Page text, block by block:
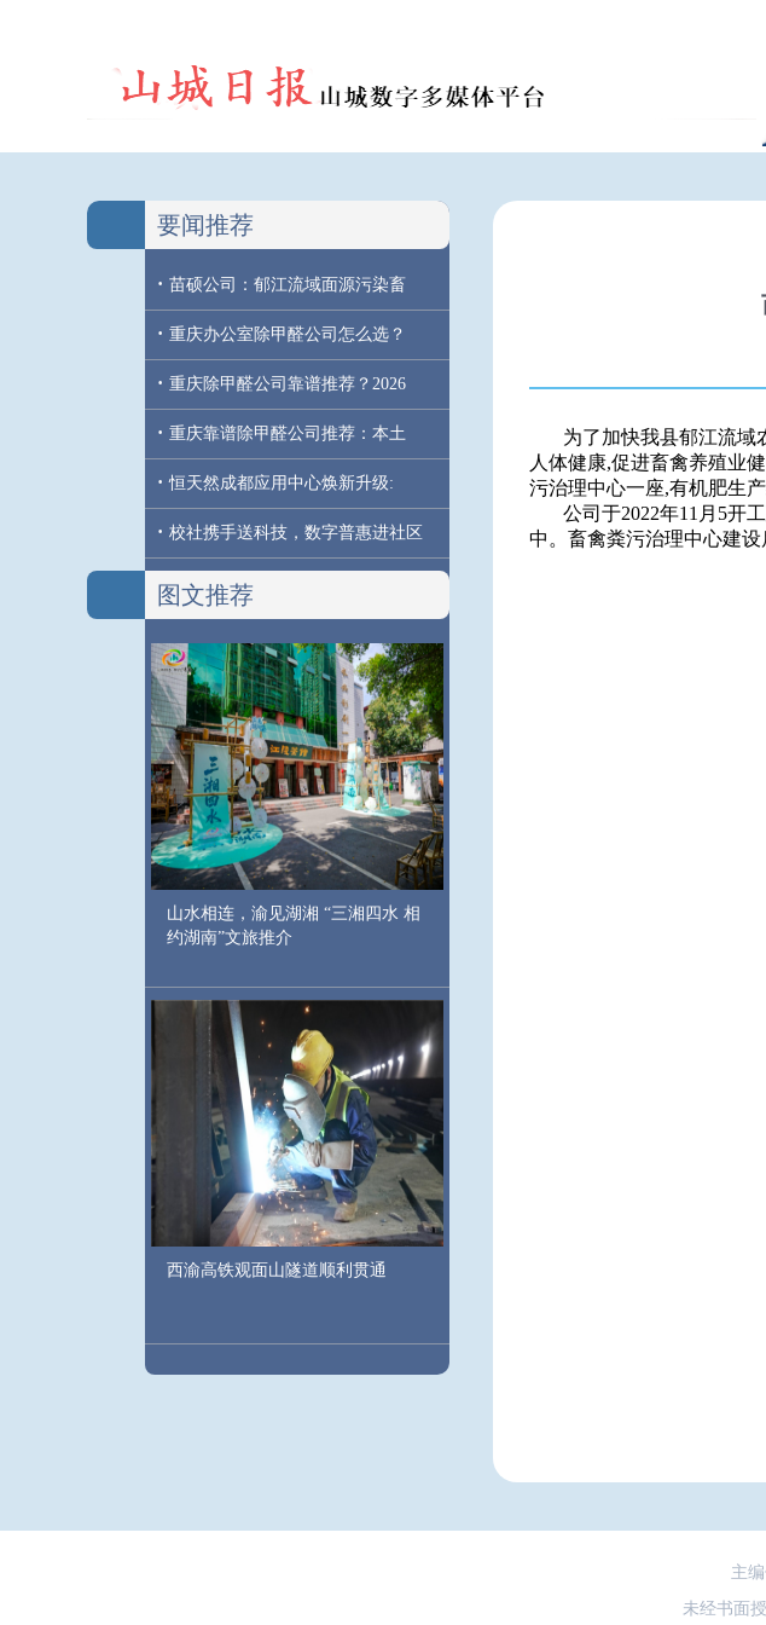
要闻推荐
· 苗硕公司：郁江流域面源污染畜
· 重庆办公室除甲醛公司怎么选？
· 重庆除甲醛公司靠谱推荐？2026
· 重庆靠谱除甲醛公司推荐：本土
· 恒天然成都应用中心焕新升级:
· 校社携手送科技，数字普惠进社区
图文推荐
山水相连，渝见湖湘 “三湘四水 相
约湖南”文旅推介
西渝高铁观面山隧道顺利贯通
为了加快我县郁江流域
人体健康,促进畜禽养殖业
污治理中心一座,有机肥生
公司于2022年11月5开
中。畜禽粪污治理中心建设
主
未经书面